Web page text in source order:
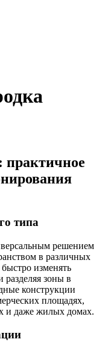
практичное
типа
решением
в различных
изменять
зоны в
конструкции
площадях,
и даже жилых домах.